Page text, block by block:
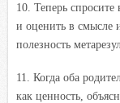
10. Теперь
и оценить в смысле
полезность
11. Когда оба
как ценность,